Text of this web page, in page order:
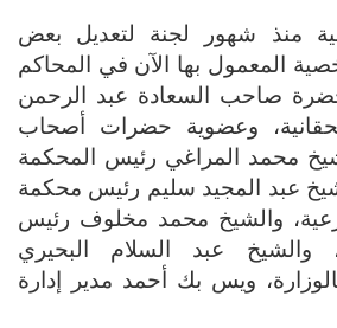
منذ شهور لجنة لتعديل بعض
المعمول بها الآن في المحاكم
صاحب السعادة عبد الرحمن
وعضوية حضرات أصحاب
محمد المراغي رئيس المحكمة
عبد المجيد سليم رئيس محكمة
والشيخ محمد مخلوف رئيس
والشيخ عبد السلام البحيري
ويس بك أحمد مدير إدارة